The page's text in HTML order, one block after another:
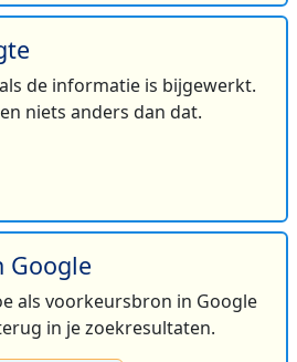
de informatie is bijgewerkt.
niets anders dan dat.
Google
als voorkeursbron in Google
in je zoekresultaten.